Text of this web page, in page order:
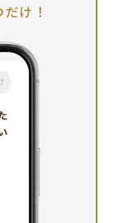
け！